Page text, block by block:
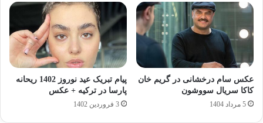
عکس سام درخشانی در گریم خان
کاکا سریال سووشون
5 مرداد 1404
پیام تبریک عید نوروز 1402 ریحانه
پارسا در ترکیه + عکس
3 فروردین 1402